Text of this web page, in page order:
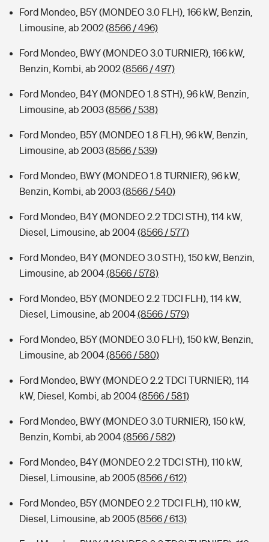
Ford Mondeo, B5Y (MONDEO 3.0 FLH), 166 kW, Benzin,
Limousine, ab 2002(8566 / 496)
Ford Mondeo, BWY (MONDEO 3.0 TURNIER), 166 kW,
Benzin, Kombi, ab 2002(8566 / 497)
Ford Mondeo, B4Y (MONDEO 1.8 STH), 96 kW, Benzin,
Limousine, ab 2003(8566 / 538)
Ford Mondeo, B5Y (MONDEO 1.8 FLH), 96 kW, Benzin,
Limousine, ab 2003(8566 / 539)
Ford Mondeo, BWY (MONDEO 1.8 TURNIER), 96 kW,
Benzin, Kombi, ab 2003(8566 / 540)
Ford Mondeo, B4Y (MONDEO 2.2 TDCI STH), 114 kW,
Diesel, Limousine, ab 2004(8566 / 577)
Ford Mondeo, B4Y (MONDEO 3.0 STH), 150 kW, Benzin,
Limousine, ab 2004(8566 / 578)
Ford Mondeo, B5Y (MONDEO 2.2 TDCI FLH), 114 kW,
Diesel, Limousine, ab 2004(8566 / 579)
Ford Mondeo, B5Y (MONDEO 3.0 FLH), 150 kW, Benzin,
Limousine, ab 2004(8566 / 580)
Ford Mondeo, BWY (MONDEO 2.2 TDCI TURNIER), 114
kW, Diesel, Kombi, ab 2004(8566 / 581)
Ford Mondeo, BWY (MONDEO 3.0 TURNIER), 150 kW,
Benzin, Kombi, ab 2004(8566 / 582)
Ford Mondeo, B4Y (MONDEO 2.2 TDCI STH), 110 kW,
Diesel, Limousine, ab 2005(8566 / 612)
Ford Mondeo, B5Y (MONDEO 2.2 TDCI FLH), 110 kW,
Diesel, Limousine, ab 2005(8566 / 613)